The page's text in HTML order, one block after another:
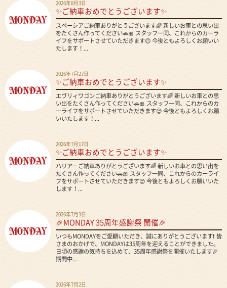
2026年8月3日
✨ご納車おめでとうございます✨
スペーシアご納車ありがとうございます🌈 新しいお車との思い出
をたくさん作ってください🚗🎀 スタッフ一同、これからのカーラ
イフをサポートさせていただきます😊 今後ともよろしくお願いい
たします！...
2026年7月27日
✨ご納車おめでとうございます✨
エヴリィワゴンご納車ありがとうございます🌈 新しいお車との思
い出をたくさん作ってください🚗🎀 スタッフ一同、これからのカ
ーライフをサポートさせていただきます😊 今後ともよろしくお願
いいたします！...
2026年7月17日
✨ご納車おめでとうございます✨
ハリアーご納車ありがとうございます🌈 新しいお車との思い出を
たくさん作ってください🚗🎀 スタッフ一同、これからのカーライ
フをサポートさせていただきます😊 今後ともよろしくお願いいた
します！...
2026年7月3日
🎉MONDAY 35周年感謝祭 開催🎉
いつもMONDAYをご愛顧いただき、誠にありがとうございます❗ 皆
さまのおかげで、MONDAYは35周年を迎えることができました。
日頃の感謝の気持ちを込めて、35周年感謝祭を開催いたします🎉
期間中...
2026年7月2日